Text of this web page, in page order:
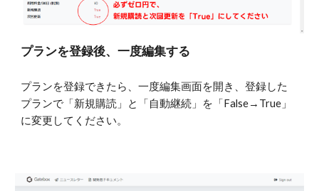
プランを登録後、一度編集する
プランを登録できたら、一度編集画面を開き、登録した
プランで「新規購読」と「自動継続」を「False→True」
に変更してください。